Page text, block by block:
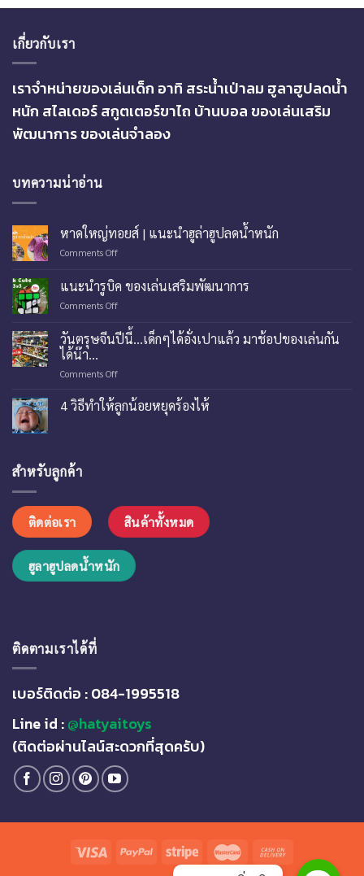
เกี่ยวกับเรา
เราจำหน่ายของเล่นเด็ก อาทิ สระน้ำเป่าลม ฮูลาฮูปลดน้ำ
หนัก สไลเดอร์ สกูตเตอร์ขาไถ บ้านบอล ของเล่นเสริม
พัฒนาการ ของเล่นจำลอง
บทความน่าอ่าน
หาดใหญ่ทอยส์ | แนะนำฮูล่าฮูปลดน้ำหนัก
Comments Offon
ทอย
ส์
แนะ
ล่า
ปลด
น้ำ
แนะนำรูบิค ของเล่นเสริมพัฒนาการ
Comments Offon
รู
บิค
เล่น
พัฒนาการ
วันตรุษจีนปีนี้…เด็กๆได้อั่งเปาแล้ว มาช้อปของเล่นกัน
ได้น๊า…
Comments Offon
ตรุษ
จีน
แล้ว
มา
ช้อป
ของ
เล่น
กัน
4 วิธีทำให้ลูกน้อยหยุดร้องไห้
สำหรับลูกค้า
ติดต่อเรา สินค้าทั้งหมด
ฮูลาฮูปลดน้ำหนัก
ติดตามเราได้ที่
เบอร์ติดต่อ : 084-1995518
Line id :@hatyaitoys
(ติดต่อผ่านไลน์สะดวกที่สุดครับ)
Line
Line